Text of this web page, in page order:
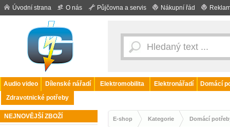
Úvodní strana O nás Půjčovna a servis Nákupní řád
Audio video Dílenské nářadí Elektromobilita Elektronářadí
Domácí
Zdravotnické potřeby
NEJNOVĚJŠÍ ZBOŽÍ E-shop Kategorie Domácí